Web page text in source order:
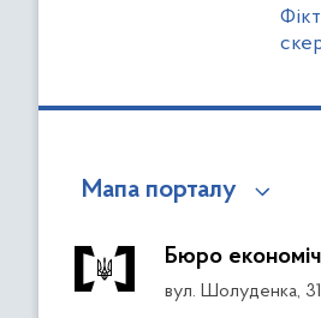
Мапа порталу
Бюро
вул. Шолуденка,